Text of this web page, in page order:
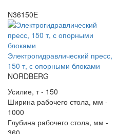
N36150E
Электрогидравлический пресс,
150 т, с опорными блоками
NORDBERG
Усилие, т - 150
Ширина рабочего стола, мм -
1000
Глубина рабочего стола, мм -